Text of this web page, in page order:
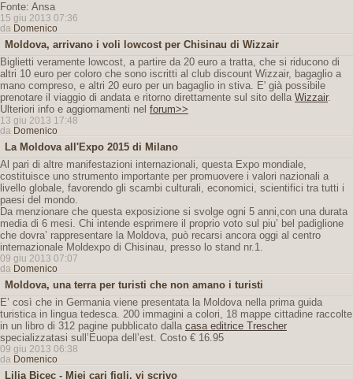
Fonte: Ansa
15 giu 2013 07:36
da Domenico
Moldova, arrivano i voli lowcost per Chisinau di Wizzair
Biglietti veramente lowcost, a partire da 20 euro a tratta, che si riducono di
altri 10 euro per coloro che sono iscritti al club discount Wizzair, bagaglio a
mano compreso, e altri 20 euro per un bagaglio in stiva. E' già possibile
prenotare il viaggio di andata e ritorno direttamente sul sito della Wizzair.
Ulteriori info e aggiornamenti nel forum>>
13 giu 2013 17:48
da Domenico
La Moldova all'Expo 2015 di Milano
Al pari di altre manifestazioni internazionali, questa Expo mondiale,
costituisce uno strumento importante per promuovere i valori nazionali a
livello globale, favorendo gli scambi culturali, economici, scientifici tra tutti i
paesi del mondo.
Da menzionare che questa exposizione si svolge ogni 5 anni,con una durata
media di 6 mesi. Chi intende esprimere il proprio voto sul piu’ bel padiglione
che dovra’ rappresentare la Moldova, può recarsi ancora oggi al centro
internazionale Moldexpo di Chisinau, presso lo stand nr.1.
09 giu 2013 07:07
da Domenico
Moldova, una terra per turisti che non amano i turisti
E’ così che in Germania viene presentata la Moldova nella prima guida
turistica in lingua tedesca. 200 immagini a colori, 18 mappe cittadine raccolte
in un libro di 312 pagine pubblicato dalla casa editrice Trescher
specializzatasi sull’Euopa dell’est. Costo € 16.95
09 giu 2013 06:38
da Domenico
Lilia Bicec - Miei cari figli, vi scrivo